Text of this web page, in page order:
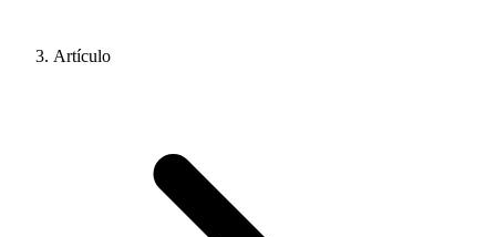
Artículo